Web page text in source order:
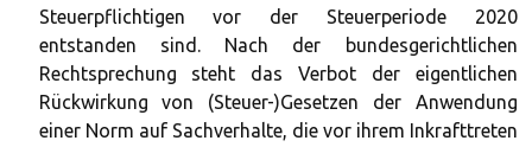
Steuerpflichtigen vor der Steuerperiode 2020
entstanden sind. Nach der bundesgerichtlichen
Rechtsprechung steht das Verbot der eigentlichen
Rückwirkung von (Steuer-)Gesetzen der Anwendung
einer Norm auf Sachverhalte, die vor ihrem Inkrafttreten